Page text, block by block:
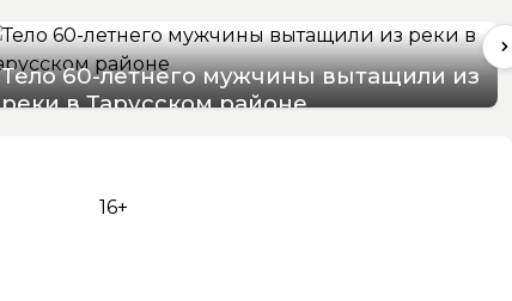
Тело 60-летнего мужчины вытащили из
реки в Тарусском районе
16+